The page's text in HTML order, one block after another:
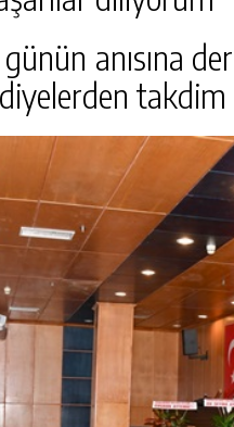
anısına